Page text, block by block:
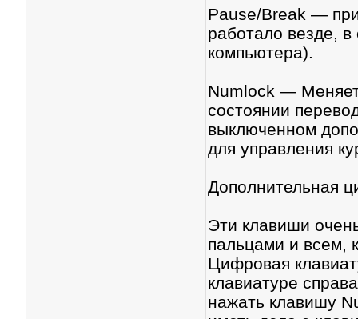
Pause/Break —
работало везде,
компьютера).
Numlock —
состоянии
выключенном
для управления
Дополнительная
Эти клавиши
пальцами и всем,
Цифровая
клавиатуре
нажать клавишу